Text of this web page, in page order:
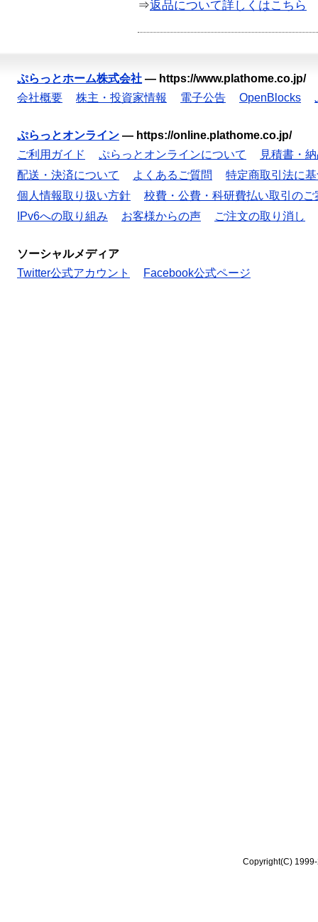
⇒返品について詳しくはこちら
ぷらっとホーム株式会社 — https://www.plathome.co.jp/
会社概要
株主・投資家情報 電子公告 OpenBlocks
ぷらっとオンライン — https://online.plathome.co.jp/
ご利用ガイド
ぷらっとオンラインについて
見積書・
配送・決済について
よくあるご質問
特定商取引法に
個人情報取り扱い方針
校費・公費・科研費払い取引のご
IPv6への取り組み
お客様からの声 ご注文の取り消し
ソーシャルメディア
Twitter公式アカウント
Facebook公式ページ
Copyright(C)